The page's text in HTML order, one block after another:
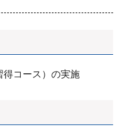
得コース）の実施